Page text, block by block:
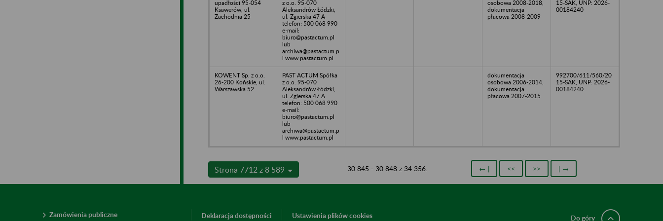
upadłości 95-054
Ksawerów, ul.
Zachodnia 25
z o.o. 95-070
Aleksandrów Łódzki,
ul. Zgierska 47 A
telefon: 500 068 990
e-mail:
biuro@pastactum.pl
lub
archiwa@pastactum.p
l www.pastactum.pl
osobowa 2008-2018,
dokumentacja
płacowa 2008-2009
15-SAK, UNP: 2026-
00184240
KOWENT Sp. z o.o.
26-200 Końskie, ul.
Warszawska 52
PAST ACTUM Spółka
z o.o. 95-070
Aleksandrów Łódzki,
ul. Zgierska 47 A
telefon: 500 068 990
e-mail:
biuro@pastactum.pl
lub
archiwa@pastactum.p
l www.pastactum.pl
dokumentacja
osobowa 2006-2014,
dokumentacja
płacowa 2007-2015
992700/611/560/20
15-SAK, UNP: 2026-
00184240
Strona 7712 z 8 589 30 845 - 30 848 z 34 356. ← | << >> | →
Zamówienia publiczne Deklaracja dostępności Ustawienia plików cookies Do góry